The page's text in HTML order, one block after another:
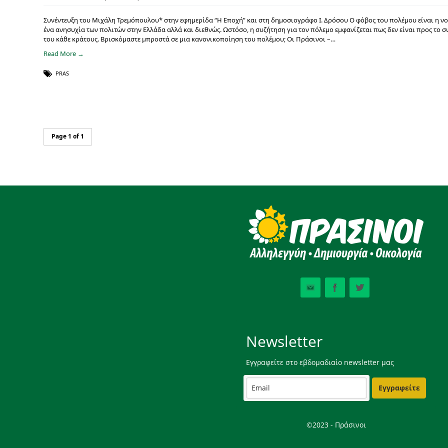
Συνέντευξη του Μιχάλη Τρεμόπουλου* στην εφημερίδα “Η Εποχή” και στη δημοσιογράφο Ι. Δρόσου Ο φόβος του πολέμου είναι η
ένα ανησυχία των πολιτών στην Ελλάδα αλλά και διεθνώς. Ωστόσο, η συζήτηση για τον πόλεμο εμφανίζεται πως δεν είναι προς το
του κάθε κράτους. Βρισκόμαστε μπροστά σε μια κανονικοποίηση του πολέμου; Οι Πράσινοι –…
Read More →
PRAS
Page 1 of 1
Newsletter
Εγγραφείτε στο εβδομαδιαίο newsletter μας
Εγγραφείτε
©2023 - Πράσινοι